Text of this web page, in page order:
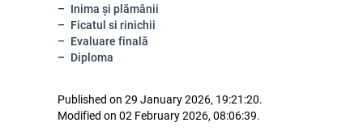
Inima și plămânii
Ficatul si rinichii
Evaluare finală
Diploma
Published on 29 January 2026, 19:21:20.
Modified on 02 February 2026, 08:06:39.